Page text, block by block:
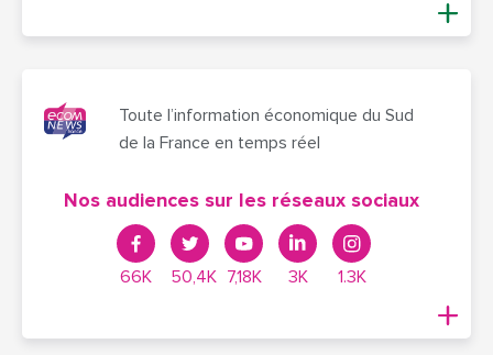
Toute l’information économique du Sud
de la France en temps réel
Nos audiences sur les réseaux sociaux
66K 50,4K 7,18K 3K 1.3K